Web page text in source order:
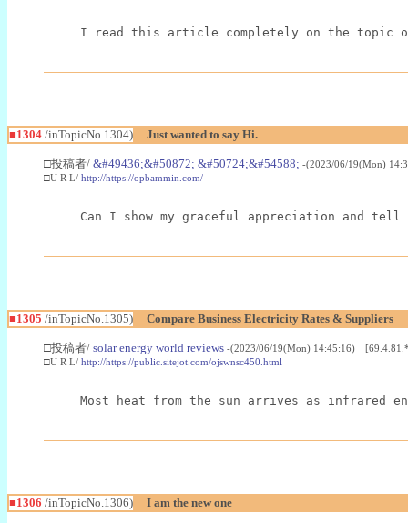
I read this article completely on the topic
■1304 /inTopicNo.1304) Just wanted to say Hi.
□投稿者/ &#49436;&#50872; &#50724;&#54588; -(2023/06/19(Mon)
□U R L/ http://https://opbammin.com/
Can I show my graceful appreciation and
■1305 /inTopicNo.1305) Compare Business Electricity Rates & Suppliers
□投稿者/ solar energy world reviews -(2023/06/19(Mon) 14:45:16)
□U R L/ http://https://public.sitejot.com/ojswnsc450.html
Most heat from the sun arrives as infrared
■1306 /inTopicNo.1306) I am the new one